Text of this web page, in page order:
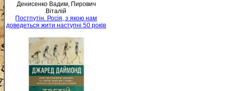
Денисенко Вадим, Пирович
Віталій
Постпутін. Росія, з якою нам
доведеться жити наступні 50 років